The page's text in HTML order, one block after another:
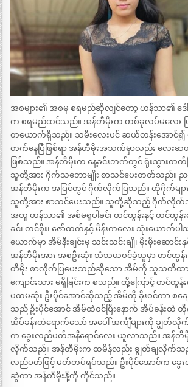
အစများ၏ အစမှ စရမည်ဆိုလျင်တော့ ဟန်သာ၏ ဒေ
က စရမည်ထင်သည်။ အန်တီမိုးက တစ်ခုလပ်မလေး ဖ
တယောက်ရှိသည်။ သမီးလေးပင် ဆယ်တန်းအောင်
တက်နေပြီဖြစ်ရာ အန်တီမိုးအသက်မှာလည်း လေးဆယ်
ဖြစ်သည်။ အန်တီမိုးက နေ့ခင်းဘက်တွင် ရုံးသွားတတ်
သူတို့အား ဂိုက်သဘောမျိုး စာသင်ပေးတတ်သည်။ ည
အန်တီမိုးက အပြင်တွင် ဂိုက်လိုက်ပြသည်။ ထိုဂိုက်များပ
သူတို့အား စာသင်ပေးသည်။ သူတို့ဆိုသည့် ဂိုက်လိုက်သူမ
အတူ ဟန်သာ၏ အစ်မရူပါခင်၊ တင်ထွန်းနှင့် တင်ထွန်
ခင်၊ တင်စိုး၊ ဇော်ထက်နှင့် မိန်းကလေး သုံးယောက်ပ
ယောက်မှာ အိမ်နီးချင်းမှ သင်းသင်းချို၊ မိုးမိုးဆောင်
အန်တီမိုးအား အစဦးဆုံး သံသယဝင်ခဲ့သူမှာ တင်ထွန်
တီမိုး စာလိုက်ပြပေးသည်ဆိုသော အိမ်ကို သူသတိထ
ကျောင်းသား မရှိခြင်းက စသည်။ ထို့ကြောင့် တင်ထွ
ပထမဆုံး ဦးပိုင်အောင်ဆိုသည့် အိမ်ကို ခိုးဝင်ကာ စချ
သည် ဦးပိုင်အောင် အိမ်ထဲဝင်ပြီးနောက် အိပ်ခန်းထဲ
အိပ်ခန်းထဲရောက်သော် အပေါ် အင်္ကျီများကို ချွတ်
က ခွေးလည်ပတ်အနီရောင်လေး ယူလာသည်။ အန်တီ
လိုက်သည်။ အန်တီမိုးက ထမိန်လည်း ချွတ်ချလိုက်သည်
လည်ပတ်ဖြင့် မတ်တပ်ရပ်သည်။ ဦးပိုင်အောင်က ခွ
ဆွဲကာ အန်တီမိုးနို့ကို ကိုင်သည်။